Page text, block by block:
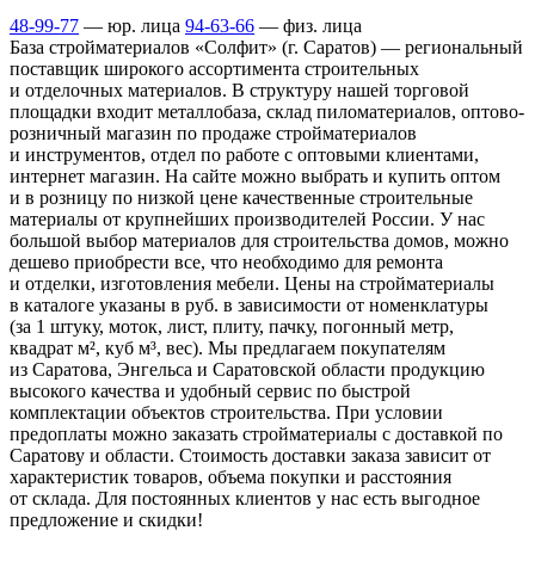
48-99-77 — юр. лица 94-63-66 — физ. лица
База стройматериалов «Солфит» (г. Саратов) — региональный
поставщик широкого ассортимента строительных
и отделочных материалов. В структуру нашей торговой
площадки входит металлобаза, склад пиломатериалов, оптово-
розничный магазин по продаже стройматериалов
и инструментов, отдел по работе с оптовыми клиентами,
интернет магазин. На сайте можно выбрать и купить оптом
и в розницу по низкой цене качественные строительные
материалы от крупнейших производителей России. У нас
большой выбор материалов для строительства домов, можно
дешево приобрести все, что необходимо для ремонта
и отделки, изготовления мебели. Цены на стройматериалы
в каталоге указаны в руб. в зависимости от номенклатуры
(за 1 штуку, моток, лист, плиту, пачку, погонный метр,
квадрат м², куб м³, вес). Мы предлагаем покупателям
из Саратова, Энгельса и Саратовской области продукцию
высокого качества и удобный сервис по быстрой
комплектации объектов строительства. При условии
предоплаты можно заказать стройматериалы с доставкой по
Саратову и области. Стоимость доставки заказа зависит от
характеристик товаров, объема покупки и расстояния
от склада. Для постоянных клиентов у нас есть выгодное
предложение и скидки!